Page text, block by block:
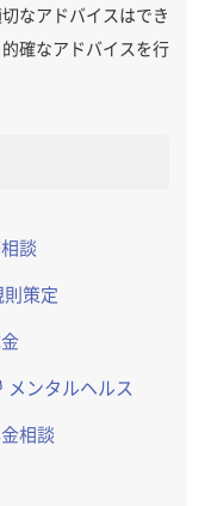
なアドバイスはでき
確なアドバイスを行
談
則策定
メンタルヘルス
相談